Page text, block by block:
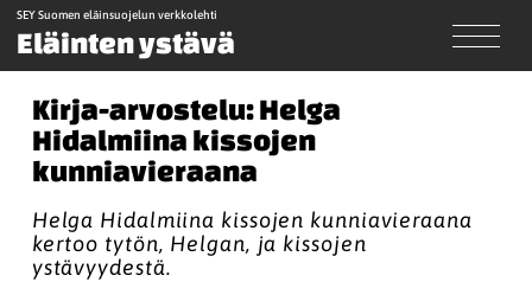
SEY Suomen eläinsuojelun verkkolehti
Eläinten ystävä
Kirja-arvostelu: Helga
Hidalmiina kissojen
kunniavieraana
Helga Hidalmiina kissojen kunniavieraana
kertoo tytön, Helgan, ja kissojen
ystävyydestä.